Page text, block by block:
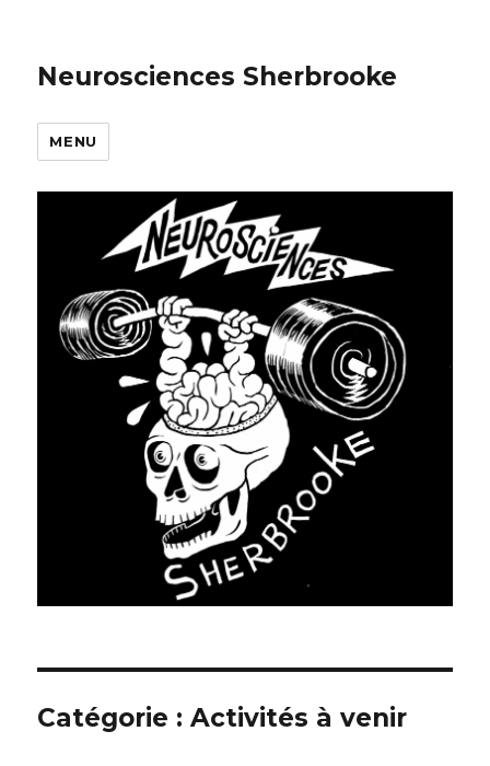
Neurosciences Sherbrooke
MENU
Catégorie :Activités à venir